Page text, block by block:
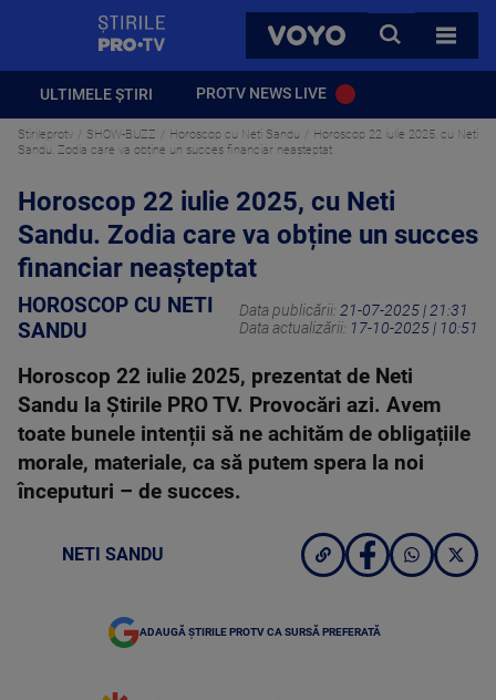
VOYO
CAUTA
TOATE
ULTIMELE ȘTIRI PROTV NEWS LIVE
Stirileprotv SHOW-BUZZ Horoscop cu Neti Sandu
Horoscop 22 iulie 2025, cu Neti
Sandu. Zodia care va obține un succes financiar neașteptat
Horoscop 22 iulie 2025, cu Neti
Sandu. Zodia care va obține un succes
financiar neașteptat
HOROSCOP CU NETI
SANDU
Data publicării: 21-07-2025 | 21:31
Data actualizării: 17-10-2025 | 10:51
Horoscop 22 iulie 2025, prezentat de Neti
Sandu la Știrile PRO TV. Provocări azi. Avem
toate bunele intenții să ne achităm de obligațiile
morale, materiale, ca să putem spera la noi
începuturi – de succes.
NETI SANDU
ADAUGĂ ȘTIRILE PROTV CA SURSĂ PREFERATĂ